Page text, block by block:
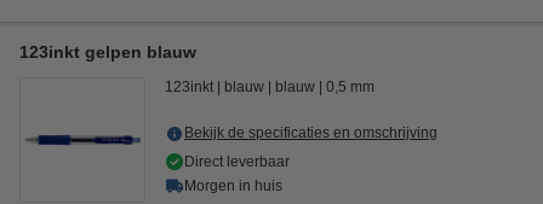
123inkt gelpen blauw
123inkt blauw blauw 0,5 mm
Bekijk de specificaties en omschrijving
Direct leverbaar
Morgen in huis